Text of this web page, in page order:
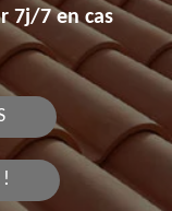
7j/7 en cas